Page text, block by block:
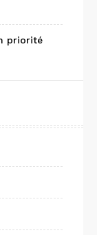
priorité